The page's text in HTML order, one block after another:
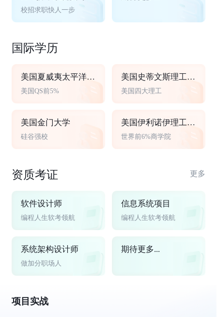
校招求职快人一步
国际学历
美国夏威夷太平洋大学
美国QS前5%
美国史蒂文斯理工学院
美国四大理工
美国金门大学
硅谷强校
美国伊利诺伊理工大学
世界前6%商学院
资质考证 更多
软件设计师
编程人生软考领航
信息系统项目
编程人生软考领航
系统架构设计师
做加分职场人
期待更多...
项目实战